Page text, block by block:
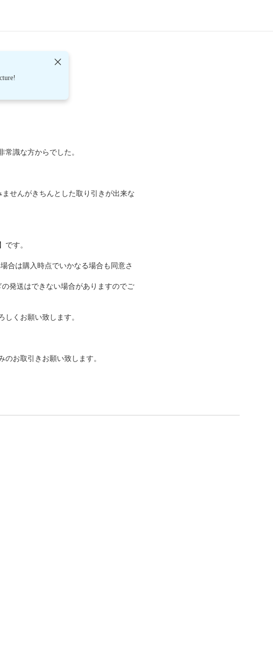
識な方からでした。
せんがきちんとした取り引きが出来な
す。
合は購入時点でいかなる場合も同意さ
発送はできない場合がありますのでご
くお願い致します。
お取引きお願い致します。